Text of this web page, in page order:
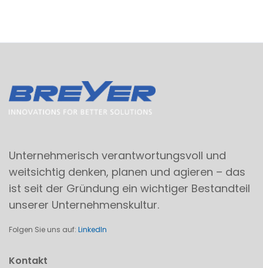
Unternehmerisch verantwortungsvoll und
weitsichtig denken, planen und agieren – das
ist seit der Gründung ein wichtiger Bestandteil
unserer Unternehmenskultur.
Folgen Sie uns auf: LinkedIn
Kontakt